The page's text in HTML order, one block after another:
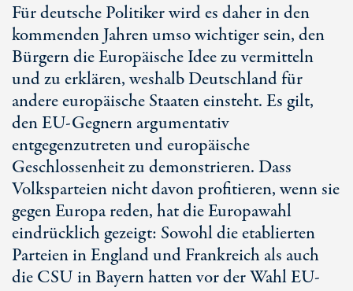
Für deutsche Politiker wird es daher in den
kommenden Jahren umso wichtiger sein, den
Bürgern die Europäische Idee zu vermitteln
und zu erklären, weshalb Deutschland für
andere europäische Staaten einsteht. Es gilt,
den EU-Gegnern argumentativ
entgegenzutreten und europäische
Geschlossenheit zu demonstrieren. Dass
Volksparteien nicht davon profitieren, wenn sie
gegen Europa reden, hat die Europawahl
eindrücklich gezeigt: Sowohl die etablierten
Parteien in England und Frankreich als auch
die CSU in Bayern hatten vor der Wahl EU-